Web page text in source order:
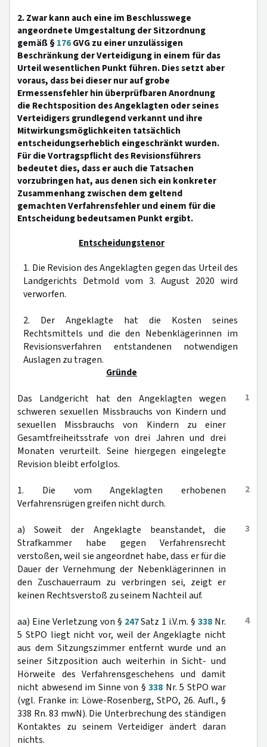
2. Zwar kann auch eine im Beschlusswege
angeordnete Umgestaltung der Sitzordnung
gemäß §176GVG zu einer unzulässigen
Beschränkung der Verteidigung in einem für das
Urteil wesentlichen Punkt führen. Dies setzt aber
voraus, dass bei dieser nur auf grobe
Ermessensfehler hin überprüfbaren Anordnung
die Rechtsposition des Angeklagten oder seines
Verteidigers grundlegend verkannt und ihre
Mitwirkungsmöglichkeiten tatsächlich
entscheidungserheblich eingeschränkt wurden.
Für die Vortragspflicht des Revisionsführers
bedeutet dies, dass er auch die Tatsachen
vorzubringen hat, aus denen sich ein konkreter
Zusammenhang zwischen dem geltend
gemachten Verfahrensfehler und einem für die
Entscheidung bedeutsamen Punkt ergibt.
Entscheidungstenor
1. Die Revision des Angeklagten gegen das Urteil des
Landgerichts Detmold vom 3. August 2020 wird
verworfen.
2. Der Angeklagte hat die Kosten seines
Rechtsmittels und die den Nebenklägerinnen im
Revisionsverfahren entstandenen notwendigen
Auslagen zu tragen.
Gründe
1
Das Landgericht hat den Angeklagten wegen
schweren sexuellen Missbrauchs von Kindern und
sexuellen Missbrauchs von Kindern zu einer
Gesamtfreiheitsstrafe von drei Jahren und drei
Monaten verurteilt. Seine hiergegen eingelegte
Revision bleibt erfolglos.
2
1. Die vom Angeklagten erhobenen
Verfahrensrügen greifen nicht durch.
3
a) Soweit der Angeklagte beanstandet, die
Strafkammer habe gegen Verfahrensrecht
verstoßen, weil sie angeordnet habe, dass er für die
Dauer der Vernehmung der Nebenklägerinnen in
den Zuschauerraum zu verbringen sei, zeigt er
keinen Rechtsverstoß zu seinem Nachteil auf.
4
aa) Eine Verletzung von § 247Satz 1 i.V.m. §338 Nr.
5 StPO liegt nicht vor, weil der Angeklagte nicht
aus dem Sitzungszimmer entfernt wurde und an
seiner Sitzposition auch weiterhin in Sicht- und
Hörweite des Verfahrensgeschehens und damit
nicht abwesend im Sinne von § 338 Nr. 5 StPO war
(vgl. Franke in: Löwe-Rosenberg, StPO, 26. Aufl., §
338 Rn. 83 mwN). Die Unterbrechung des ständigen
Kontaktes zu seinem Verteidiger ändert daran
nichts.